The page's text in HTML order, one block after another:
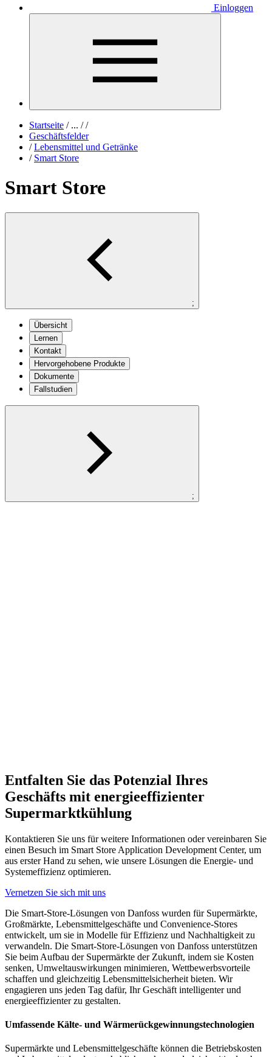
Einloggen
Startseite /... / /
Geschäftsfelder
/ Lebensmittel und Getränke
/ Smart Store
Smart Store
;
Übersicht
Lernen
Kontakt
Hervorgehobene Produkte
Dokumente
Fallstudien
;
Entfalten Sie das Potenzial Ihres
Geschäfts mit energieeffizienter
Supermarktkühlung
Kontaktieren Sie uns für weitere Informationen oder vereinbaren Sie
einen Besuch im Smart Store Application Development Center, um
aus erster Hand zu sehen, wie unsere Lösungen die Energie- und
Systemeffizienz optimieren.
Vernetzen Sie sich mit uns
Die Smart-Store-Lösungen von Danfoss wurden für Supermärkte,
Großmärkte, Lebensmittelgeschäfte und Convenience-Stores
entwickelt, um sie in Modelle für Effizienz und Nachhaltigkeit zu
verwandeln. Die Smart-Store-Lösungen von Danfoss unterstützen
Sie beim Aufbau der Supermärkte der Zukunft, indem sie Kosten
senken, Umweltauswirkungen minimieren, Wettbewerbsvorteile
schaffen und gleichzeitig Lebensmittelsicherheit bieten. Wir
engagieren uns jeden Tag dafür, Ihr Geschäft intelligenter und
energieeffizienter zu gestalten.
Umfassende Kälte- und Wärmerückgewinnungstechnologien
Supermärkte und Lebensmittelgeschäfte können die Betriebskosten